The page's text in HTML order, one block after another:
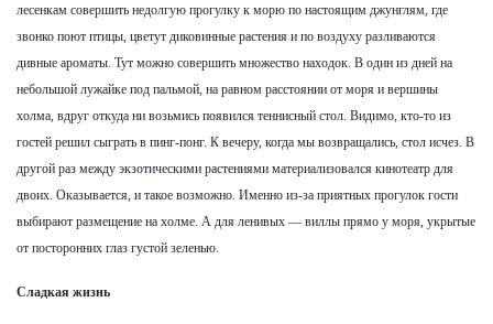
лесенкам совершить недолгую прогулку к морю по настоящим джунглям, где
звонко поют птицы, цветут диковинные растения и по воздуху разливаются
дивные ароматы. Тут можно совершить множество находок. В один из дней на
небольшой лужайке под пальмой, на равном расстоянии от моря и вершины
холма, вдруг откуда ни возьмись появился теннисный стол. Видимо, кто-то из
гостей решил сыграть в пинг-понг. К вечеру, когда мы возвращались, стол исчез. В
другой раз между экзотическими растениями материализовался кинотеатр для
двоих. Оказывается, и такое возможно. Именно из-за приятных прогулок гости
выбирают размещение на холме. А для ленивых — виллы прямо у моря, укрытые
от посторонних глаз густой зеленью.
Сладкая жизнь